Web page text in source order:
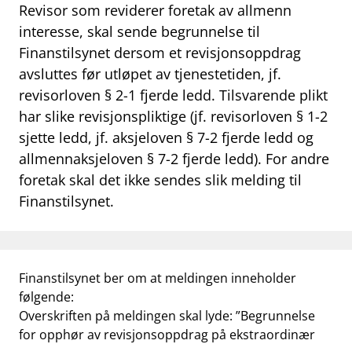
Revisor som reviderer foretak av allmenn
interesse, skal sende begrunnelse til
Finanstilsynet dersom et revisjonsoppdrag
avsluttes før utløpet av tjenestetiden, jf.
revisorloven § 2-1 fjerde ledd. Tilsvarende plikt
har slike revisjonspliktige (jf. revisorloven § 1-2
sjette ledd, jf. aksjeloven § 7-2 fjerde ledd og
allmennaksjeloven § 7-2 fjerde ledd). For andre
foretak skal det ikke sendes slik melding til
Finanstilsynet.
Finanstilsynet ber om at meldingen inneholder
følgende:
Overskriften på meldingen skal lyde: ”Begrunnelse
for opphør av revisjonsoppdrag på ekstraordinær